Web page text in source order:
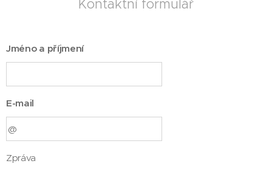
Kontaktní formulář
Jméno a příjmení
E-mail
Zpráva